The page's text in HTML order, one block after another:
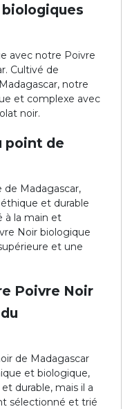
avec notre Poivre
Cultivé de
notre
et complexe avec
noir.
point de
Madagascar,
et durable
à la main et
Noir biologique
et une
Poivre Noir
de Madagascar
et biologique,
durable, mais il a
sélectionné et trié